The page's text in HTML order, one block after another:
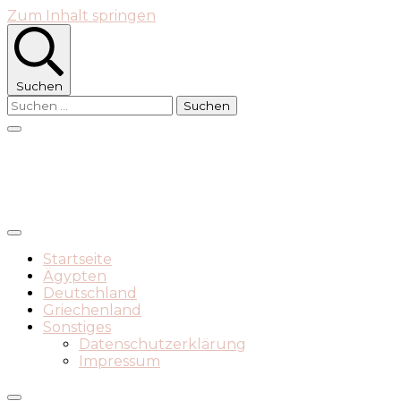
Zum Inhalt springen
Suchen
Suchen
nach:
Startseite
Ägypten
Deutschland
Griechenland
Sonstiges
Datenschutzerklärung
Impressum